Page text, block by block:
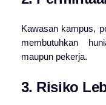
Kawasan kampus,
membutuhkan
maupun pekerja.
3. Risiko